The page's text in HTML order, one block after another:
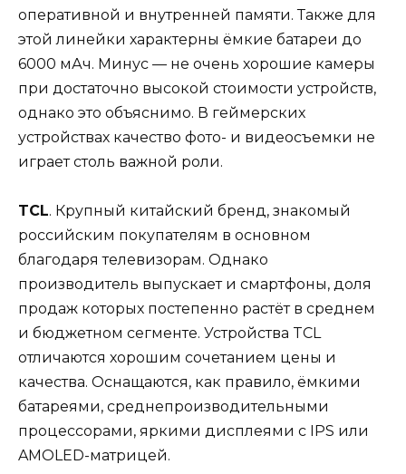
оперативной и внутренней памяти. Также для
этой линейки характерны ёмкие батареи до
6000 мАч. Минус — не очень хорошие камеры
при достаточно высокой стоимости устройств,
однако это объяснимо. В геймерских
устройствах качество фото- и видеосъемки не
играет столь важной роли.
TCL. Крупный китайский бренд, знакомый
российским покупателям в основном
благодаря телевизорам. Однако
производитель выпускает и смартфоны, доля
продаж которых постепенно растёт в среднем
и бюджетном сегменте. Устройства TCL
отличаются хорошим сочетанием цены и
качества. Оснащаются, как правило, ёмкими
батареями, среднепроизводительными
процессорами, яркими дисплеями с IPS или
AMOLED-матрицей.